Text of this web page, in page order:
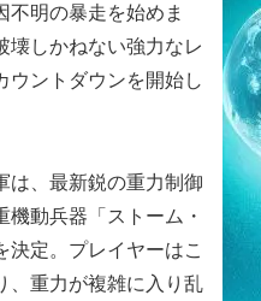
不明の暴走を始めま
壊しかねない強力なレ
ウントダウンを開始し
は、最新鋭の重力制御
動兵器「ストーム・
決定。プレイヤーはこ
、重力が複雑に入り乱